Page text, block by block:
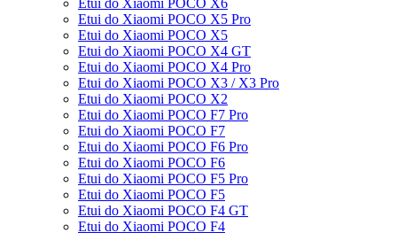
Etui do Xiaomi POCO X6
Etui do Xiaomi POCO X5 Pro
Etui do Xiaomi POCO X5
Etui do Xiaomi POCO X4 GT
Etui do Xiaomi POCO X4 Pro
Etui do Xiaomi POCO X3 / X3 Pro
Etui do Xiaomi POCO X2
Etui do Xiaomi POCO F7 Pro
Etui do Xiaomi POCO F7
Etui do Xiaomi POCO F6 Pro
Etui do Xiaomi POCO F6
Etui do Xiaomi POCO F5 Pro
Etui do Xiaomi POCO F5
Etui do Xiaomi POCO F4 GT
Etui do Xiaomi POCO F4